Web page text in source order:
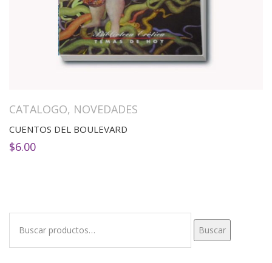
CATALOGO, NOVEDADES
CUENTOS DEL BOULEVARD
$6.00
Buscar